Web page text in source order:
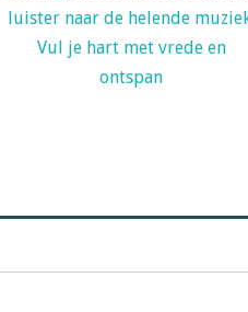
luister naar de helende
Vul je hart met vrede en
ontspan